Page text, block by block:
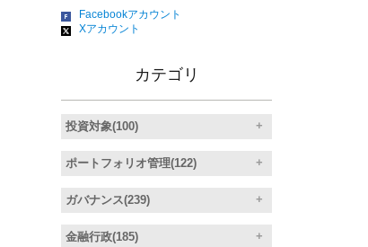
Facebookアカウント
Xアカウント
カテゴリ
投資対象(100)
ポートフォリオ管理(122)
ガバナンス(239)
金融行政(185)